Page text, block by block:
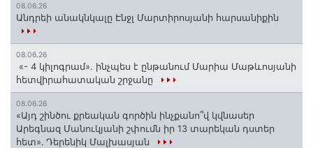
08.06.26
Անդրեի անակնկալը Էնջլ Մարտիրոսյանի հարսանիքին
08.06.26
«- 4 կիլոգրամ». ինչպես է ընթանում Մարիա Մաթևոսյանի
հետվիրահատական շրջանը
08.06.26
«Այդ շինծու քրեական գործին ինչքանո՞վ կվնասեր
Արեգնազ Մանուկյանի շփումն իր 13 տարեկան դստեր
հետ»․ Դերենիկ Մալխասյան